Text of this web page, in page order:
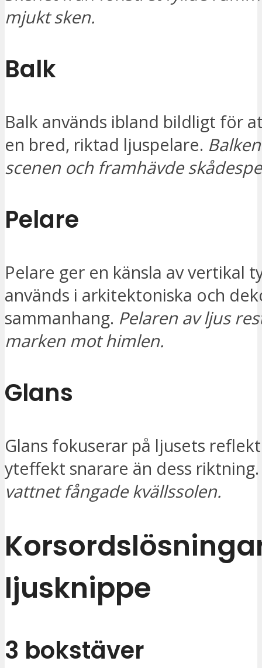
mjukt sken.
Balk
Balk används ibland bildligt för
en bred, riktad ljuspelare.
scenen och framhävde
Pelare
Pelare ger en känsla av vertikal
används i arkitektoniska och
sammanhang. Pelaren av ljus
marken mot himlen.
Glans
Glans fokuserar på ljusets
yteffekt snarare än dess
vattnet fångade kvällssolen.
ljusknippe
3 bokstäver